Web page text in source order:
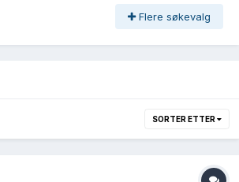
Flere søkevalg
SORTER ETTER